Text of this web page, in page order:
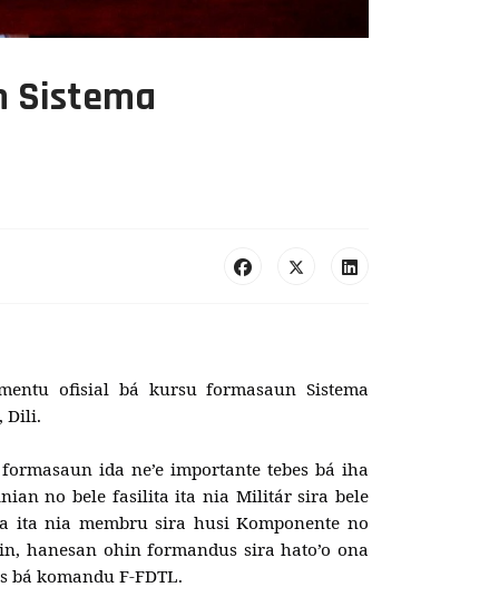
Sistema
ofisial bá kursu formasaun Sistema
Dili.
ida ne’e importante tebes bá iha
no bele fasilita ita nia Militár sira bele
ita nia membru sira husi Komponente no
hanesan ohin formandus sira hato’o ona
bá komandu F-FDTL.